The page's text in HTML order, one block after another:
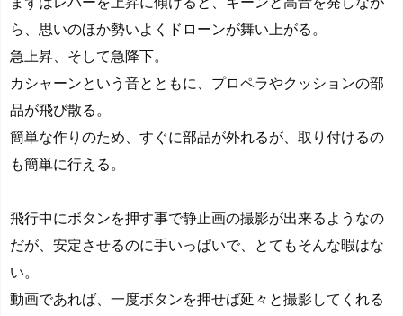
ら、思いのほか勢いよくドローンが舞い上がる。
急上昇、そして急降下。
カシャーンという音とともに、プロペラやクッションの部
品が飛び散る。
簡単な作りのため、すぐに部品が外れるが、取り付けるの
も簡単に行える。
飛行中にボタンを押す事で静止画の撮影が出来るようなの
だが、安定させるのに手いっぱいで、とてもそんな暇はな
い。
動画であれば、一度ボタンを押せば延々と撮影してくれる